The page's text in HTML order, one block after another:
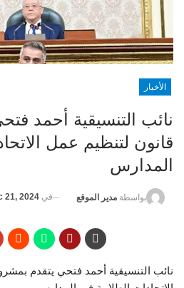
الأخبار
نائب التنسيقية أحمد
قانون لتنظيم عمل
المدارس
بواسطة مدير الموقع في 21, 2024
نائب التنسيقية أحمد فتحي يتقدم